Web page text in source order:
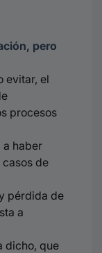
pero
evitar, el
procesos
a haber
de
pérdida de
a
dicho, que